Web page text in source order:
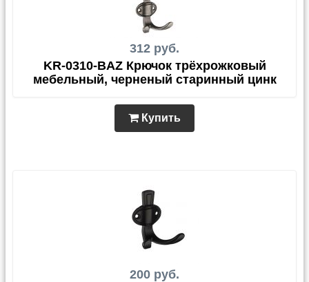
312 руб.
KR-0310-BAZ Крючок трёхрожковый
мебельный, черненый старинный цинк
Купить
200 руб.